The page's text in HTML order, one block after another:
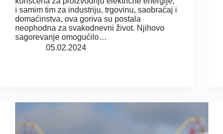
i samim tim za industriju, trgovinu, saobraćaj i
domaćinstva, ova goriva su postala
neophodna za svakodnevni život. Njihovo
sagorevanje omogućilo…
05.02.2024